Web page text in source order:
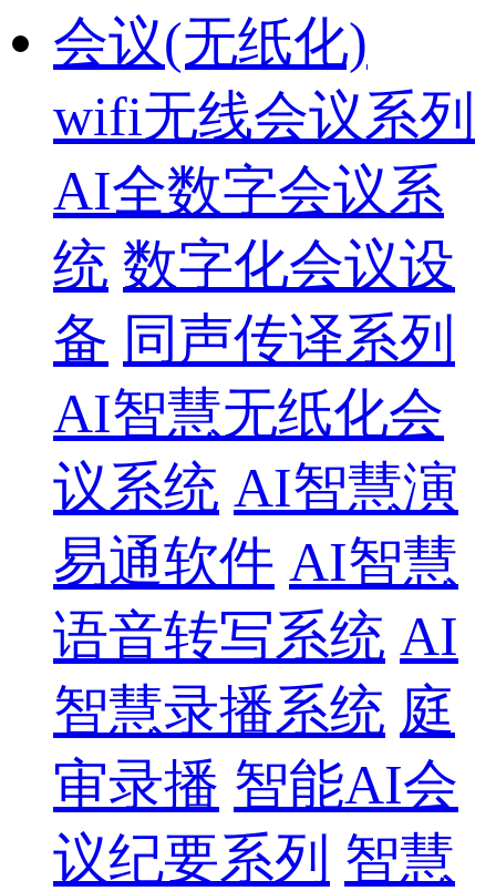
会议(无纸化)
wifi无线会议系列
AI全数字会议系
统 数字化会议设
备 同声传译系列
AI智慧无纸化会
议系统 AI智慧演
易通软件 AI智慧
语音转写系统 AI
智慧录播系统 庭
审录播 智能AI会
议纪要系列 智慧